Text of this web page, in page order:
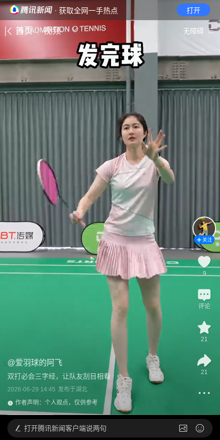
· 获取全网一手热点 打开
首页 视频 无障碍
@爱羽球的阿飞
双打必会三字经，让队友刮目相看
2026-06-29 14:45 发布于湖北
作者声明：个人观点，仅供参考
关注
9
评论
21
21
打开腾讯新闻客户端说两句